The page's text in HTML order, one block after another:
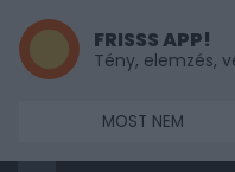
FRISSS APP!
Tény, elemzés,
MOST NEM